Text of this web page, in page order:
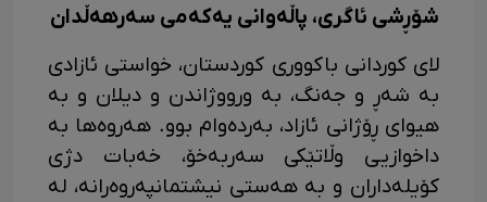
شۆڕشی ئاگری، پاڵەوانی یەکەمی سەرهەڵدان
لای کوردانی باکووری کوردستان، خواستی ئازادی
بە شەڕ و جەنگ، بە ورووژاندن و دیلان و بە
هیوای ڕۆژانی ئازاد، بەردەوام بوو. هەروەها بە
داخوازیی وڵاتێکی سەربەخۆ، خەبات دژی
کۆیلەداران و بە هەستی نیشتمانپەروەرانە، لە